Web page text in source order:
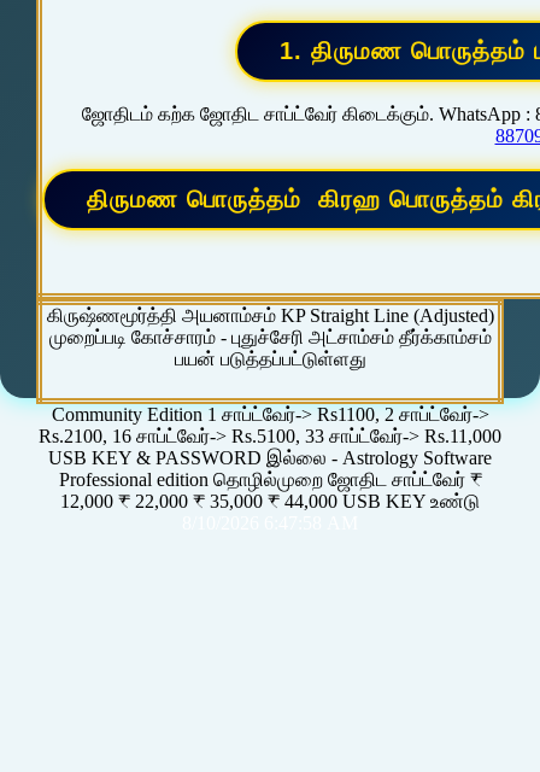
ஜோதிடம் கற்க ஜோதிட சாப்ட்வேர் கிடைக்கும். WhatsApp :
கிருஷ்ணமூர்த்தி அயனாம்சம் KP Straight Line (Adjusted)
முறைப்படி கோச்சாரம் - புதுச்சேரி அட்சாம்சம் தீர்க்காம்சம்
பயன் படுத்தப்பட்டுள்ளது
Community Edition 1 சாப்ட்வேர்-> Rs1100, 2 சாப்ட்வேர்->
Rs.2100, 16 சாப்ட்வேர்-> Rs.5100, 33 சாப்ட்வேர்-> Rs.11,000
USB KEY & PASSWORD இல்லை - Astrology Software
Professional edition தொழில்முறை ஜோதிட சாப்ட்வேர் ₹
12,000 ₹ 22,000 ₹ 35,000 ₹ 44,000 USB KEY உண்டு